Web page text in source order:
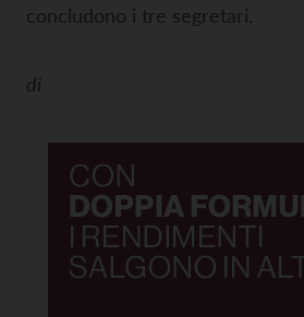
concludono i tre segretari.
di